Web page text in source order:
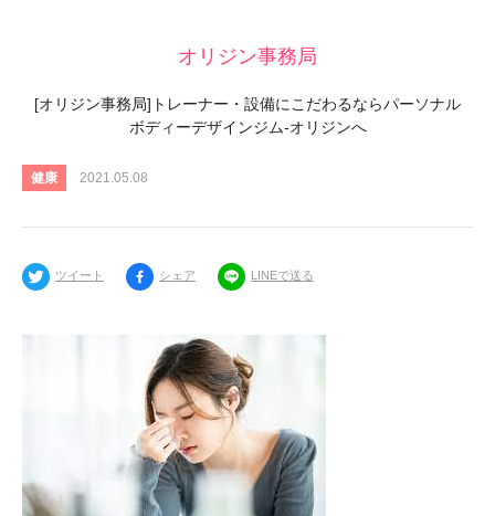
オリジン事務局
[オリジン事務局]トレーナー・設備にこだわるならパーソナル
ボディーデザインジム-オリジンへ
健康 2021.05.08
ツイート シェア LINEで送る